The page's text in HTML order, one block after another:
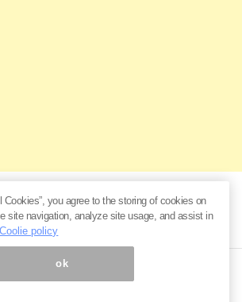
Cookies”, you agree to the storing of cookies on
site navigation, analyze site usage, and assist in
Coolie policy
ok